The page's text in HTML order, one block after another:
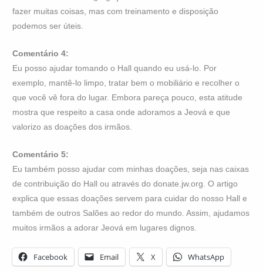
fazer muitas coisas, mas com treinamento e disposição
podemos ser úteis.
Comentário 4:
Eu posso ajudar tomando o Hall quando eu usá-lo. Por
exemplo, mantê-lo limpo, tratar bem o mobiliário e recolher o
que você vê fora do lugar. Embora pareça pouco, esta atitude
mostra que respeito a casa onde adoramos a Jeová e que
valorizo as doações dos irmãos.
Comentário 5:
Eu também posso ajudar com minhas doações, seja nas caixas
de contribuição do Hall ou através do donate.jw.org. O artigo
explica que essas doações servem para cuidar do nosso Hall e
também de outros Salões ao redor do mundo. Assim, ajudamos
muitos irmãos a adorar Jeová em lugares dignos.
Facebook Email X WhatsApp